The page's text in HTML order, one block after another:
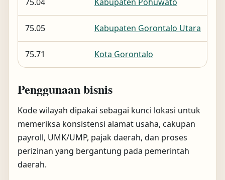
75.04 Kabupaten Pohuwato
75.05 Kabupaten Gorontalo Utara
75.71 Kota Gorontalo
Penggunaan bisnis
Kode wilayah dipakai sebagai kunci lokasi untuk
memeriksa konsistensi alamat usaha, cakupan
payroll, UMK/UMP, pajak daerah, dan proses
perizinan yang bergantung pada pemerintah
daerah.